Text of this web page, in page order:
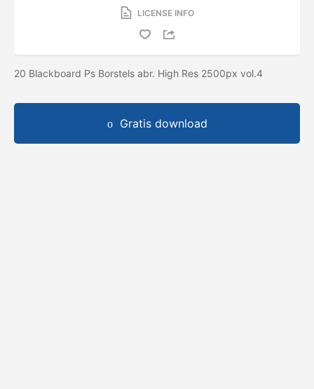
LICENSE INFO
20 Blackboard Ps Borstels abr. High Res 2500px vol.4
Gratis download